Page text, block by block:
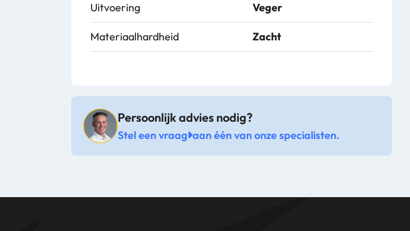
Uitvoering Veger
Materiaalhardheid Zacht
Persoonlijk advies nodig?
Stel een vraag aan één van onze specialisten.